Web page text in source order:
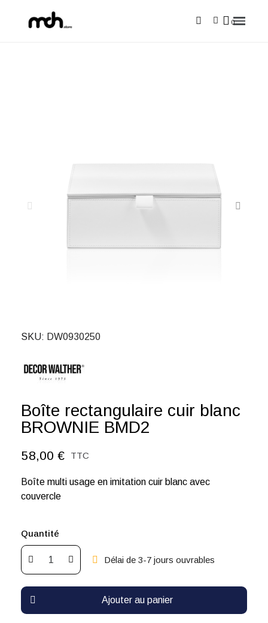
SKU DW0930250
Boîte rectangulaire cuir blanc
BROWNIE BMD2
58,00 € TTC
Boîte multi usage en imitation cuir blanc avec
couvercle
Quantité
Délai de 3-7 jours ouvrables
Ajouter au panier